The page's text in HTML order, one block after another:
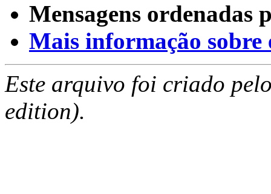
Mensagens ordenadas
Mais informação sobre
Este arquivo foi criado
edition).